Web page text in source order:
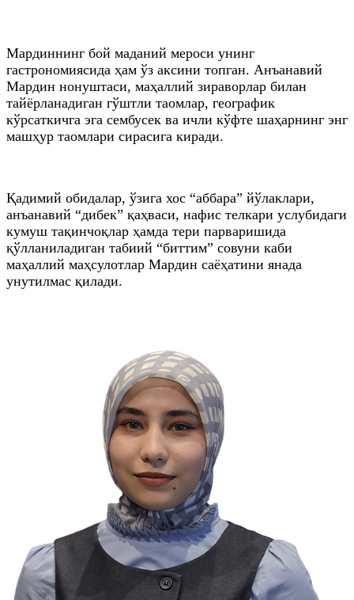
Мардиннинг бой маданий мероси унинг
гастрономиясида ҳам ўз аксини топган. Анъанавий
Мардин нонуштаси, маҳаллий зираворлар билан
тайёрланадиган гўштли таомлар, географик
кўрсаткичга эга сембусек ва ичли кўфте шаҳарнинг энг
машҳур таомлари сирасига киради.
Қадимий обидалар, ўзига хос “аббара” йўлаклари,
анъанавий “дибек” қаҳваси, нафис телкари услубидаги
кумуш тақинчоқлар ҳамда тери парваришида
қўлланиладиган табиий “биттим” совуни каби
маҳаллий маҳсулотлар Мардин саёҳатини янада
унутилмас қилади.